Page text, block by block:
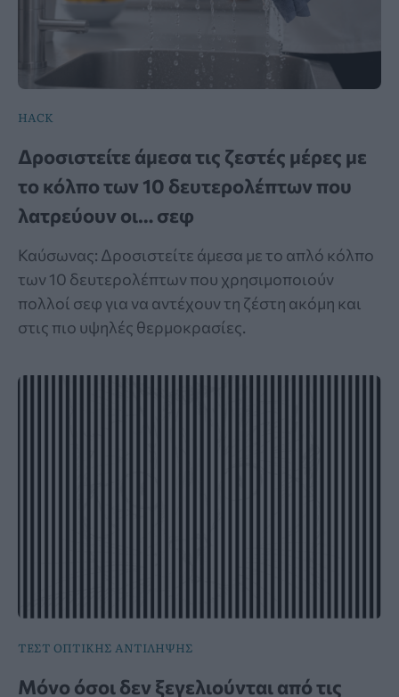
HACK
Δροσιστείτε άμεσα τις ζεστές μέρες με
το κόλπο των 10 δευτερολέπτων που
λατρεύουν οι… σεφ
Καύσωνας: Δροσιστείτε άμεσα με το απλό κόλπο
των 10 δευτερολέπτων που χρησιμοποιούν
πολλοί σεφ για να αντέχουν τη ζέστη ακόμη και
στις πιο υψηλές θερμοκρασίες.
ΤΕΣΤ ΟΠΤΙΚΗΣ ΑΝΤΙΛΗΨΗΣ
Μόνο όσοι δεν ξεγελιούνται από τις